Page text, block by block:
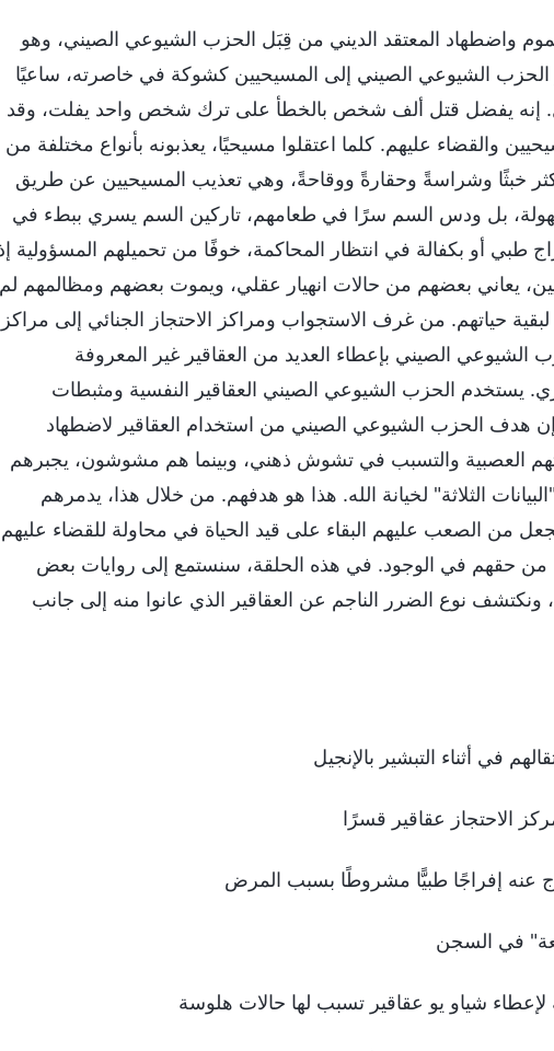
واضطهاد المعتقد الديني من قِبَل الحزب الشيوعي الصيني، وهو
الشيوعي الصيني إلى المسيحيين كشوكة في خاصرته، ساعيًا
إنه يفضل قتل ألف شخص بالخطأ على ترك شخص واحد يفلت، وقد
والقضاء عليهم. كلما اعتقلوا مسيحيًا، يعذبونه بأنواع مختلفة من
خبثًا وشراسةً وحقارةً ووقاحةً، وهي تعذيب المسيحيين عن طريق
بل ودس السم سرًا في طعامهم، تاركين السم يسري ببطء في
طبي أو بكفالة في انتظار المحاكمة، خوفًا من تحميلهم المسؤولية
يعاني بعضهم من حالات انهيار عقلي، ويموت بعضهم ومظالمهم لم
حياتهم. من غرف الاستجواب ومراكز الاحتجاز الجنائي إلى مراكز
الصيني بإعطاء العديد من العقاقير غير المعروفة
يستخدم الحزب الشيوعي الصيني العقاقير النفسية ومثبطات
هدف الحزب الشيوعي الصيني من استخدام العقاقير لاضطهاد
العصبية والتسبب في تشوش ذهني، وبينما هم مشوشون، يجبرهم
الثلاثة" لخيانة الله. هذا هو هدفهم. من خلال هذا، يدمرهم
من الصعب عليهم البقاء على قيد الحياة في محاولة للقضاء عليهم
من حقهم في الوجود. في هذه الحلقة، سنستمع إلى روايات بعض
نوع الضرر الناجم عن العقاقير الذي عانوا منه إلى جانب